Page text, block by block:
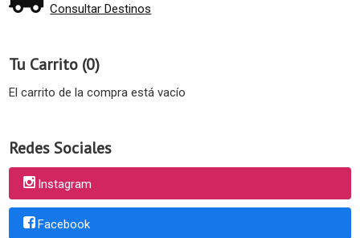
Consultar Destinos
Tu Carrito (0)
El carrito de la compra está vacío
Redes Sociales
Instagram
Facebook